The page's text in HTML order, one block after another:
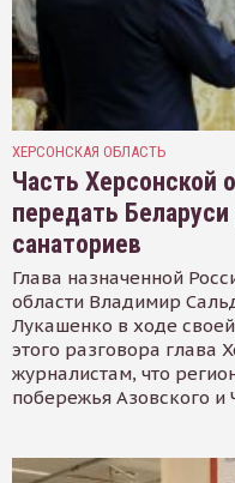
ХЕРСОНСКАЯ ОБЛАСТЬ
Часть Херсонской
передать
санаториев
Глава назначенной
области Владимир
Лукашенко в ходе
этого разговора глава
журналистам, что
побережья Азовского и